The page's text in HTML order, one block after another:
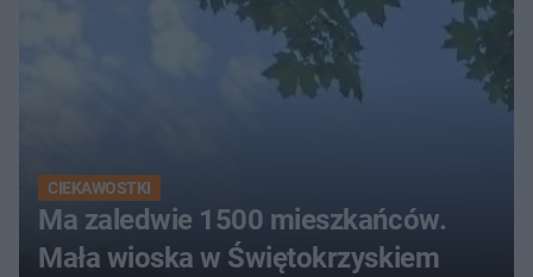
CIEKAWOSTKI
Ma zaledwie 1500 mieszkańców.
Mała wioska w Świętokrzyskiem